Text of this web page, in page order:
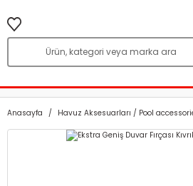
Anasayfa Havuz Aksesuarları / Pool